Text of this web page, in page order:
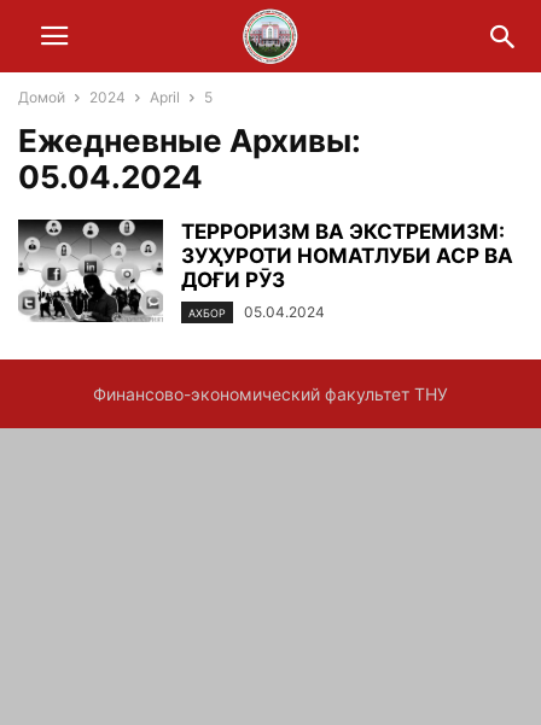
Домой 2024 April 5
Ежедневные Архивы:
05.04.2024
ТЕРРОРИЗМ ВА ЭКСТРЕМИЗМ:
ЗУҲУРОТИ НОМАТЛУБИ АСР ВА
ДОҒИ РӮЗ
АХБОР 05.04.2024
Финансово-экономический факультет ТНУ